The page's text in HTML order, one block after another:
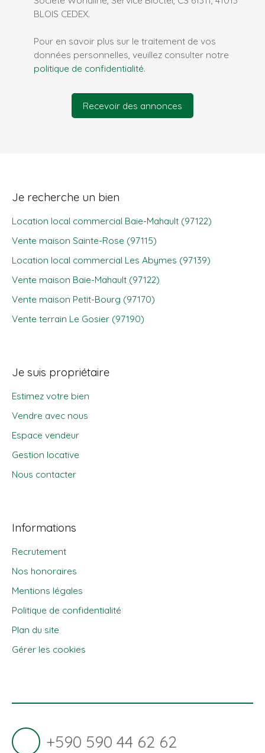
BLOIS CEDEX.
Pour en savoir plus sur le traitement de vos
données personnelles, veuillez consulter notre
politique de confidentialité.
Recevoir des annonces
Je recherche un bien
Location local commercial Baie-Mahault (97122)
Vente maison Sainte-Rose (97115)
Location local commercial Les Abymes (97139)
Vente maison Baie-Mahault (97122)
Vente maison Petit-Bourg (97170)
Vente terrain Le Gosier (97190)
Je suis propriétaire
Estimez votre bien
Vendre avec nous
Espace vendeur
Gestion locative
Nous contacter
Informations
Recrutement
Nos honoraires
Mentions légales
Politique de confidentialité
Plan du site
Gérer les cookies
+590 590 44 62 62